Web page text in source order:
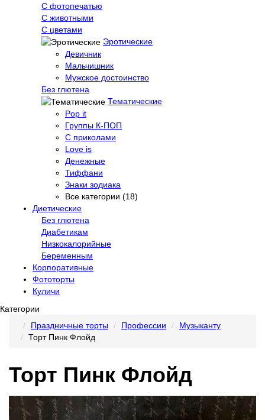
С фотопечатью
C животными
С цветами
Эротические
Девичник
Мальчишник
Мужское достоинство
Без глютена
Тематические
Pop it
Группы К-ПОП
С приколами
Love is
Денежные
Тиффани
Знаки зодиака
Все категории (18)
Диетические
Без глютена
Диабетикам
Низкокалорийные
Беременным
Корпоративные
Фототорты
Куличи
Категории
Праздничные торты
Профессии
Музыканту
Торт Пинк Флойд
Торт Пинк Флойд